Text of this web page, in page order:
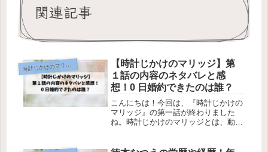
関連記事
時
計じかけのマリッジ
【時計じかけのマリッジ】第
１話の内容のネタバレと感
想！0 日婚約できたのは誰？
こんにちは！今回は、『時計じかけの
マリッジ』の第一話が終わりました
ね。時計じかけのマリッジとは、動画